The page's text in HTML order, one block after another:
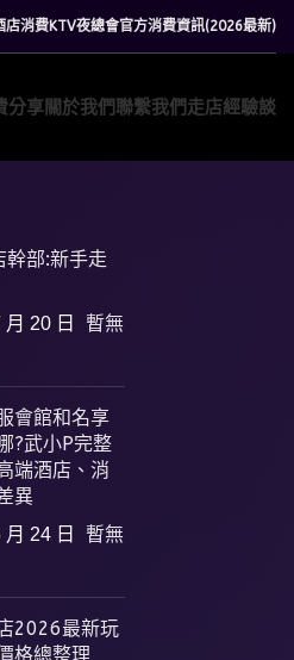
店消費KTV夜總會官方消費資訊(2026最新)
分享關於我們聯繫我們走店經驗談
幹部:新手走
20 日
暫無
會館和名享
?武小P完整
端酒店、消
異
24 日
暫無
2026最新玩
格總整理